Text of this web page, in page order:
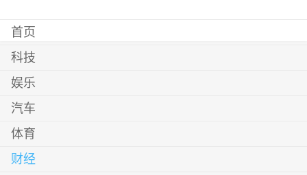
首页
科技
娱乐
汽车
体育
财经